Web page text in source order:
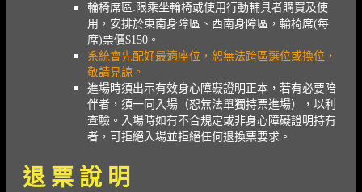
輪椅席區:限乘坐輪椅或使用行動輔具者購買及使
用，安排於東南身障區、西南身障區，輪椅席(每
席)票價$150。
系統會先配好最適座位，恕無法跨區選位或換位，
敬請見諒。
進場時須出示有效身心障礙證明正本，若有必要陪
伴者，須一同入場（恕無法單獨持票進場），以利
查驗。入場時如有不合規定或非身心障礙證明持有
者，可拒絕入場並拒絕任何退換票要求。
退 票 說 明